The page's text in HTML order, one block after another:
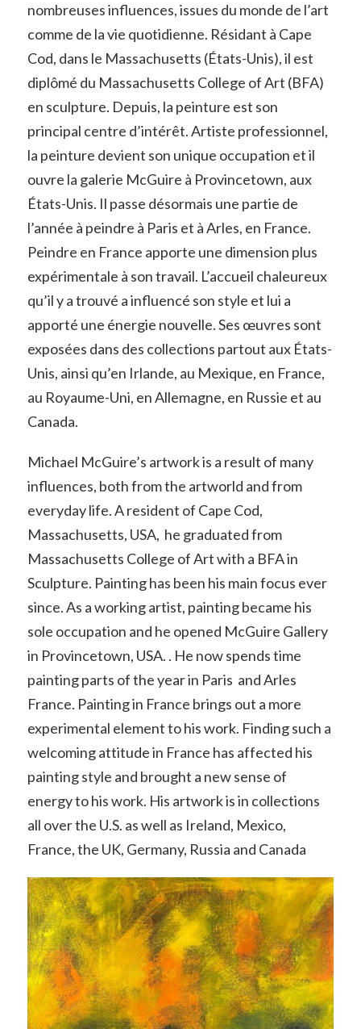
nombreuses influences, issues du monde de l’art
comme de la vie quotidienne. Résidant à Cape
Cod, dans le Massachusetts (États-Unis), il est
diplômé du Massachusetts College of Art (BFA)
en sculpture. Depuis, la peinture est son
principal centre d’intérêt. Artiste professionnel,
la peinture devient son unique occupation et il
ouvre la galerie McGuire à Provincetown, aux
États-Unis. Il passe désormais une partie de
l’année à peindre à Paris et à Arles, en France.
Peindre en France apporte une dimension plus
expérimentale à son travail. L’accueil chaleureux
qu’il y a trouvé a influencé son style et lui a
apporté une énergie nouvelle. Ses œuvres sont
exposées dans des collections partout aux États-
Unis, ainsi qu’en Irlande, au Mexique, en France,
au Royaume-Uni, en Allemagne, en Russie et au
Canada.
Michael McGuire’s artwork is a result of many
influences, both from the artworld and from
everyday life. A resident of Cape Cod,
Massachusetts, USA, he graduated from
Massachusetts College of Art with a BFA in
Sculpture. Painting has been his main focus ever
since. As a working artist, painting became his
sole occupation and he opened McGuire Gallery
in Provincetown, USA. . He now spends time
painting parts of the year in Paris and Arles
France. Painting in France brings out a more
experimental element to his work. Finding such a
welcoming attitude in France has affected his
painting style and brought a new sense of
energy to his work. His artwork is in collections
all over the U.S. as well as Ireland, Mexico,
France, the UK, Germany, Russia and Canada